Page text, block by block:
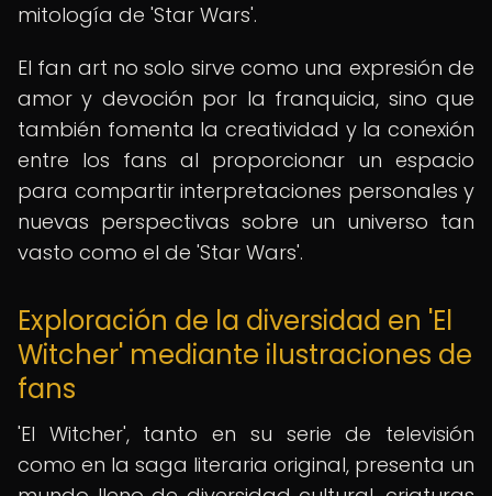
mitología de 'Star Wars'.
El fan art no solo sirve como una expresión de
amor y devoción por la franquicia, sino que
también fomenta la creatividad y la conexión
entre los fans al proporcionar un espacio
para compartir interpretaciones personales y
nuevas perspectivas sobre un universo tan
vasto como el de 'Star Wars'.
Exploración de la diversidad en 'El
Witcher' mediante ilustraciones de
fans
'El Witcher', tanto en su serie de televisión
como en la saga literaria original, presenta un